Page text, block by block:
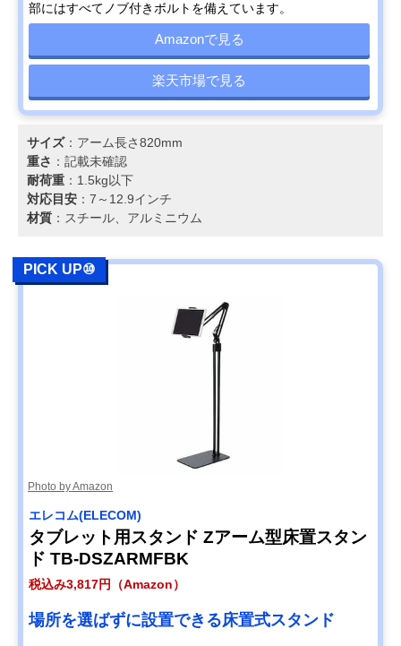
部にはすべてノブ付きボルトを備えています。
Amazonで見る
楽天市場で見る
サイズ：アーム長さ820mm
重さ ：記載未確認
耐荷重 ：1.5kg以下
対応目安 ：7～12.9インチ
材質 ：スチール、アルミニウム
PICK UP⑩
Photo by Amazon
エレコム(ELECOM)
タブレット用スタンド Zアーム型床置スタン
ド TB-DSZARMFBK
税込み3,817円（Amazon）
場所を選ばずに設置できる床置式スタンド